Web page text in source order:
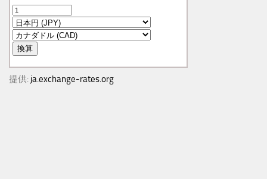
提供: ja.exchange-rates.org